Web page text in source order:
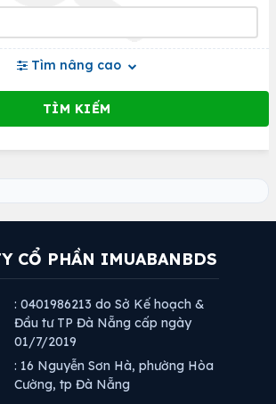
Tìm nâng cao
CỔ PHẦN IMUABANBDS
: 0401986213 do Sở Kế hoạch &
Đầu tư TP Đà Nẵng cấp ngày
01/7/2019
: 16 Nguyễn Sơn Hà, phường Hòa
Cường, tp Đà Nẵng